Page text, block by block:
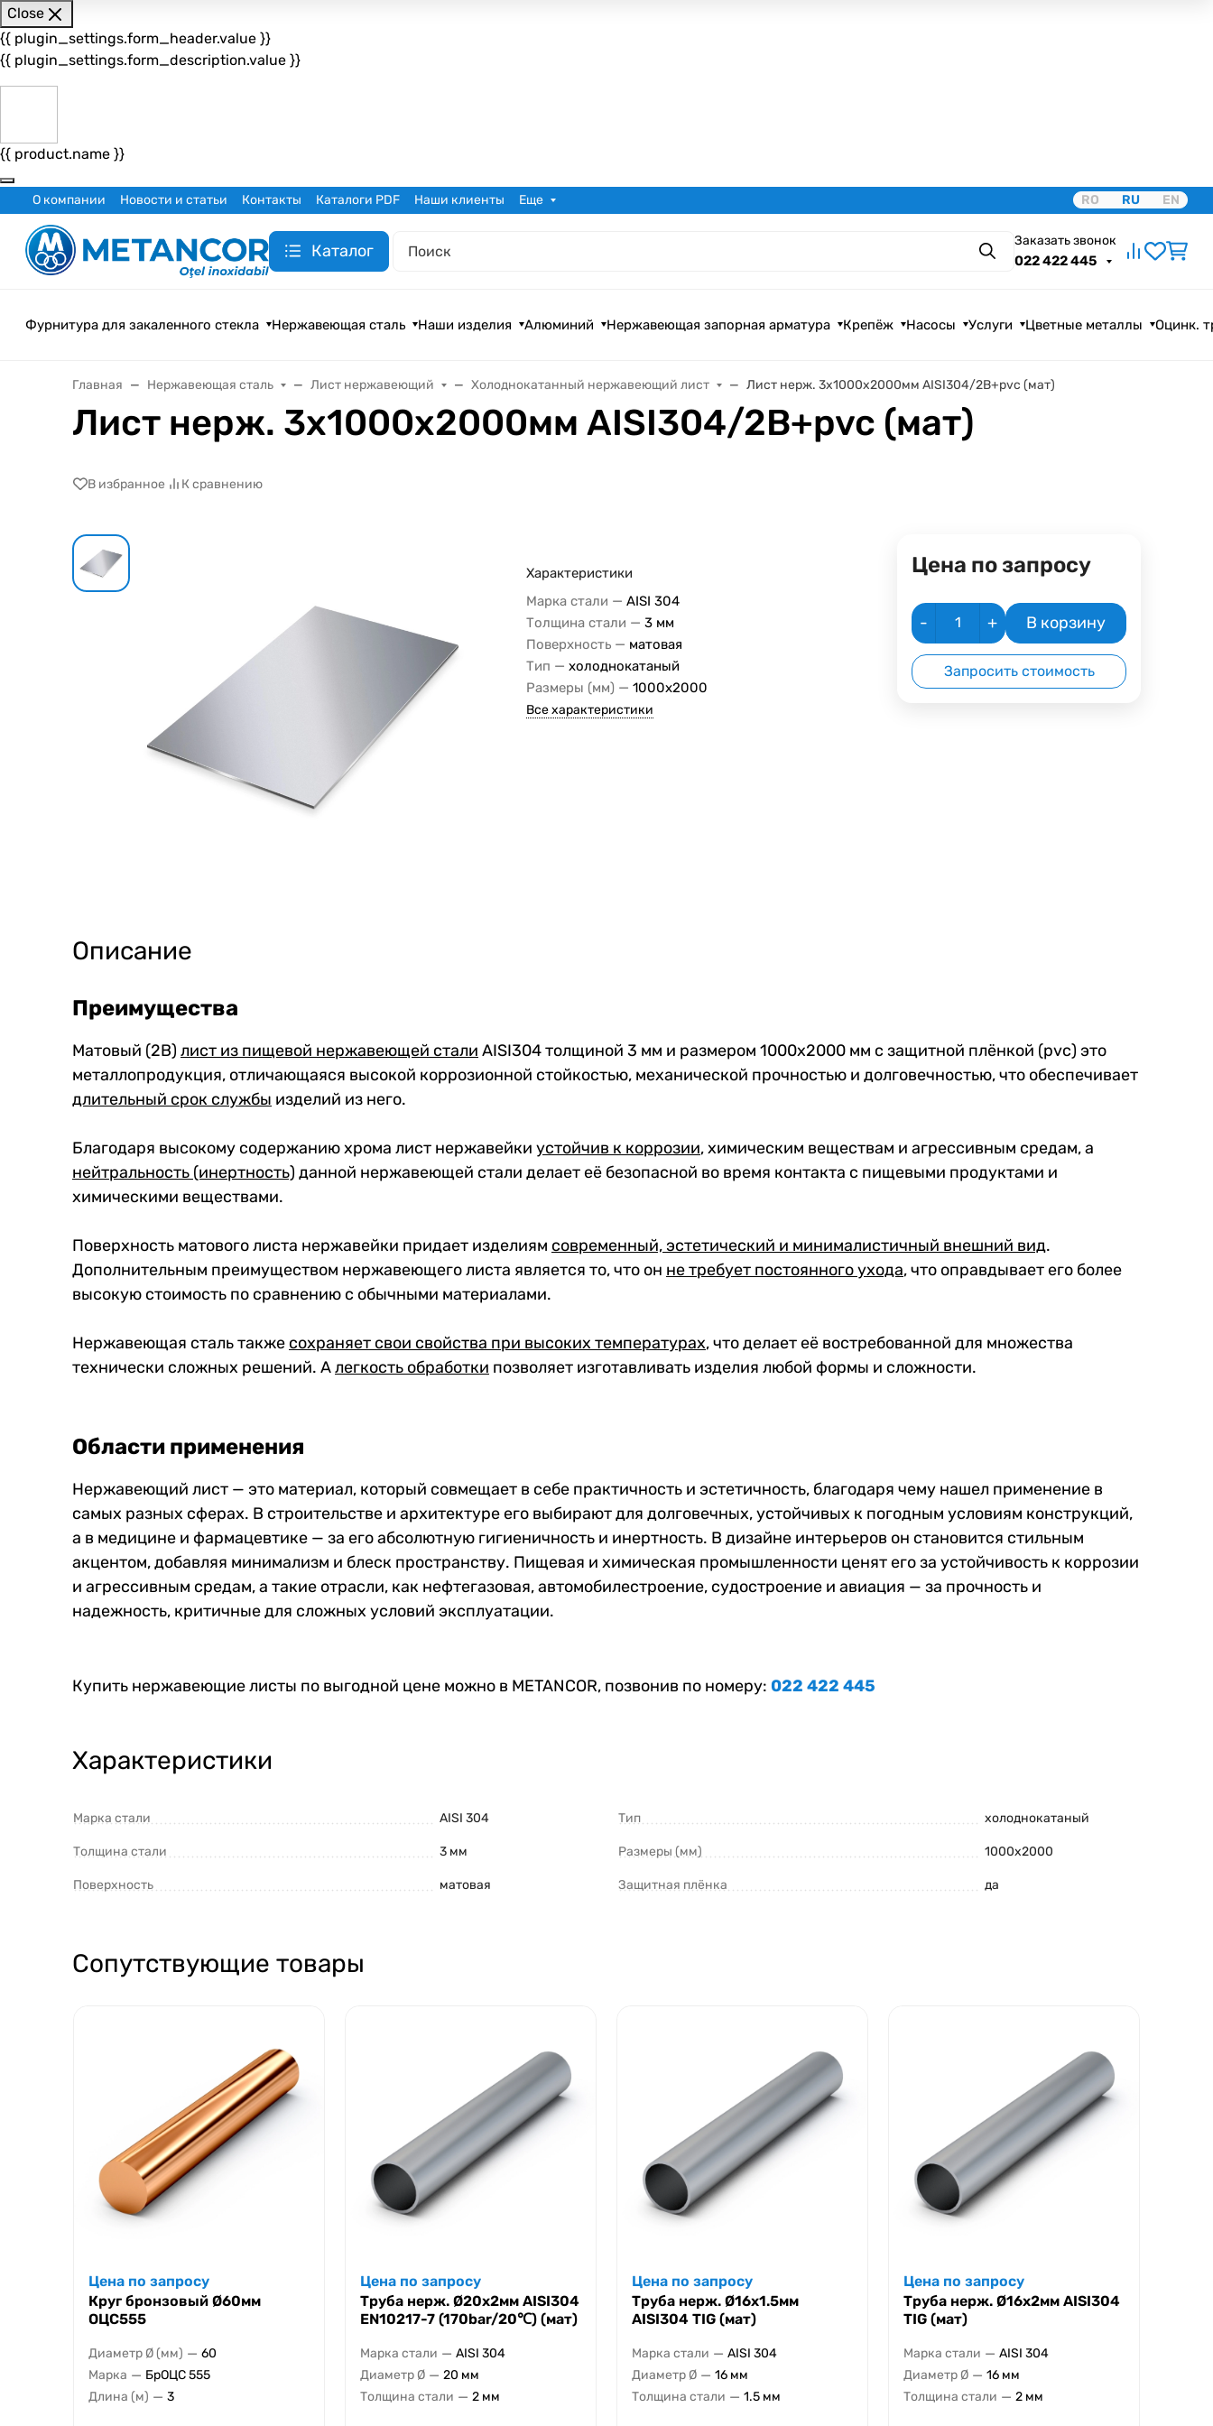
Close
{{ plugin_settings.form_header.value }}
{{ plugin_settings.form_description.value }}
{{ product.name }}
О компании Новости и статьи Контакты Каталоги PDF Наши клиенты Еще RO RU EN
Каталог Поиск
Заказать звонок
022 422 445
Фурнитура для закаленного стекла Нержавеющая сталь Наши изделия Алюминий Нержавеющая запорная арматура Крепёж Насосы Услуги Цветные металлы Оцинк.
Главная Нержавеющая сталь Лист нержавеющий Холоднокатанный нержавеющий лист Лист нерж. 3х1000х2000мм AISI304/2B+pvc (мат)
Лист нерж. 3х1000х2000мм AISI304/2B+pvc (мат)
В избранное К сравнению
Характеристики
Марка стали — AISI 304
Толщина стали — 3 мм
Поверхность — матовая
Тип — холоднокатаный
Размеры (мм) — 1000х2000
Все характеристики
Цена по запросу
- + В корзину
Запросить стоимость
Описание
Преимущества
Матовый (2B) лист из пищевой нержавеющей стали AISI304 толщиной 3 мм и размером 1000x2000 мм с защитной плёнкой (pvc) это
металлопродукция, отличающаяся высокой коррозионной стойкостью, механической прочностью и долговечностью, что обеспечивает
длительный срок службы изделий из него.
Благодаря высокому содержанию хрома лист нержавейки устойчив к коррозии, химическим веществам и агрессивным средам, а
нейтральность (инертность) данной нержавеющей стали делает её безопасной во время контакта с пищевыми продуктами и
химическими веществами.
Поверхность матового листа нержавейки придает изделиям современный, эстетический и минималистичный внешний вид.
Дополнительным преимуществом нержавеющего листа является то, что он не требует постоянного ухода, что оправдывает его более
высокую стоимость по сравнению с обычными материалами.
Нержавеющая сталь также сохраняет свои свойства при высоких температурах, что делает её востребованной для множества
технически сложных решений. Алегкость обработки позволяет изготавливать изделия любой формы и сложности.
Области применения
Нержавеющий лист — это материал, который совмещает в себе практичность и эстетичность, благодаря чему нашел применение в
самых разных сферах. В строительстве и архитектуре его выбирают для долговечных, устойчивых к погодным условиям конструкций,
а в медицине и фармацевтике — за его абсолютную гигиеничность и инертность. В дизайне интерьеров он становится стильным
акцентом, добавляя минимализм и блеск пространству. Пищевая и химическая промышленности ценят его за устойчивость к коррозии
и агрессивным средам, а такие отрасли, как нефтегазовая, автомобилестроение, судостроение и авиация — за прочность и
надежность, критичные для сложных условий эксплуатации.
Купить нержавеющие листы по выгодной цене можно в METANCOR, позвонив по номеру: 022 422 445
Характеристики
Марка стали AISI 304
Толщина стали 3 мм
Поверхность матовая
Тип холоднокатаный
Размеры (мм) 1000х2000
Защитная плёнка да
Сопутствующие товары
Цена по запросу
Круг бронзовый Ø60мм
ОЦС555
Диаметр Ø (мм) — 60
Марка — БрОЦС 555
Длина (м) — 3
Цена по запросу
Труба нерж. Ø20х2мм AISI304
EN10217-7 (170bar/20℃) (мат)
Марка стали — AISI 304
Диаметр Ø — 20 мм
Толщина стали — 2 мм
Цена по запросу
Труба нерж. Ø16х1.5мм
AISI304 TIG (мат)
Марка стали — AISI 304
Диаметр Ø — 16 мм
Толщина стали — 1.5 мм
Цена по запросу
Труба нерж. Ø16х2мм AISI304
TIG (мат)
Марка стали — AISI 304
Диаметр Ø — 16 мм
Толщина стали — 2 мм